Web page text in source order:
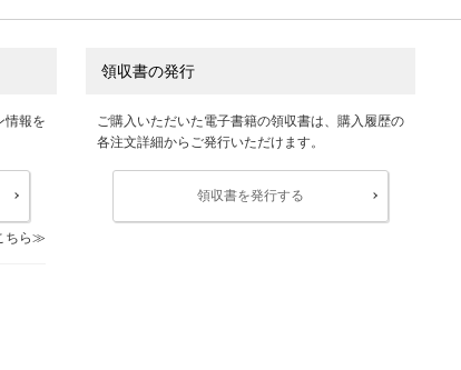
情報を
ちら
領収書の発行
ご購入いただいた電子書籍の領収書は、購入履歴の
各注文詳細からご発行いただけます。
領収書を発行する